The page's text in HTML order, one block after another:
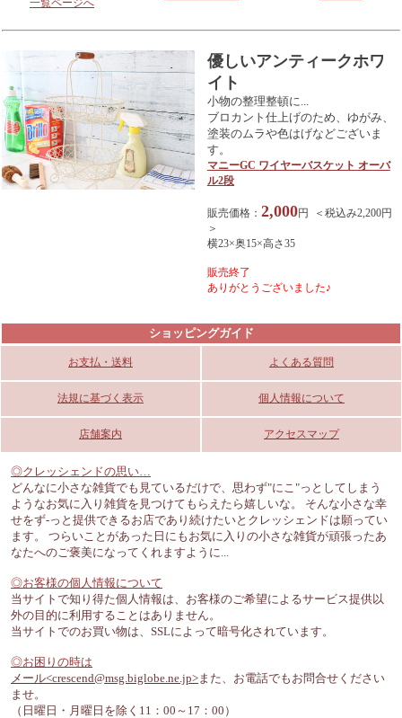
優しいアンティークホワ
イト
小物の整理整頓に...
ブロカント仕上げのため、ゆがみ、
塗装のムラや色はげなどございま
す。
マニーGC ワイヤーバスケット オーバ
ル2段
販売価格： 2,000円 ＜税込み2,200円
＞
横23×奥15×高さ35
販売終了
ありがとうございました♪
ショッピングガイド
お支払・送料 よくある質問
法規に基づく表示 個人情報について
店舗案内 アクセスマップ
◎クレッシェンドの思い…
どんなに小さな雑貨でも見ているだけで、思わず"にこ"っとしてしまう
ようなお気に入り雑貨を見つけてもらえたら嬉しいな。 そんな小さな幸
せをず-っと提供できるお店であり続けたいとクレッシェンドは願ってい
ます。 つらいことがあった日にもお気に入りの小さな雑貨が頑張ったあ
なたへのご褒美になってくれますように...
◎お客様の個人情報について
当サイトで知り得た個人情報は、お客様のご希望によるサービス提供以
外の目的に利用することはありません。
当サイトでのお買い物は、SSLによって暗号化されています。
◎お困りの時は
メール<crescend@msg.biglobe.ne.jp> また、お電話でもお問合せください
ませ。
（日曜日・月曜日を除く11：00～17：00）